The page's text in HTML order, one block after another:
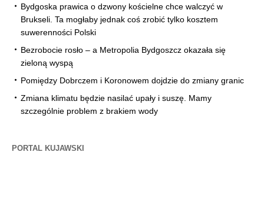
Bydgoska prawica o dzwony kościelne chce walczyć w
Brukseli. Ta mogłaby jednak coś zrobić tylko kosztem
suwerenności Polski
Bezrobocie rosło – a Metropolia Bydgoszcz okazała się
zieloną wyspą
Pomiędzy Dobrczem i Koronowem dojdzie do zmiany granic
Zmiana klimatu będzie nasilać upały i suszę. Mamy
szczególnie problem z brakiem wody
PORTAL KUJAWSKI